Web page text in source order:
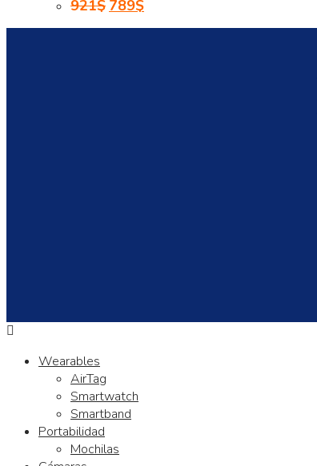
921$ 789$
Wearables
AirTag
Smartwatch
Smartband
Portabilidad
Mochilas